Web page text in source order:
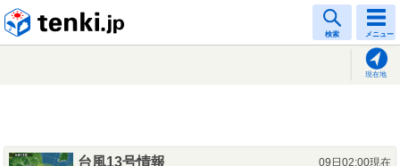
検索 メニュー
現在地
台風13号情報
09日02:00現在